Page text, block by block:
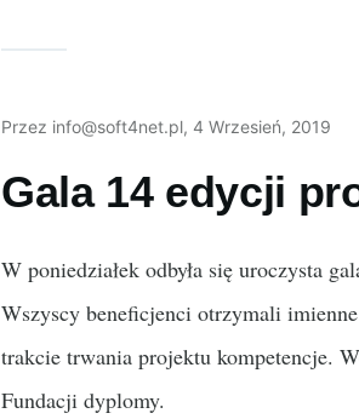
Przez info@soft4net.pl, 4 Wrzesień, 2019
Gala 14 edycji
W poniedziałek odbyła się uroczysta
Wszyscy beneficjenci otrzymali
trakcie trwania projektu kompetencje.
Fundacji dyplomy.